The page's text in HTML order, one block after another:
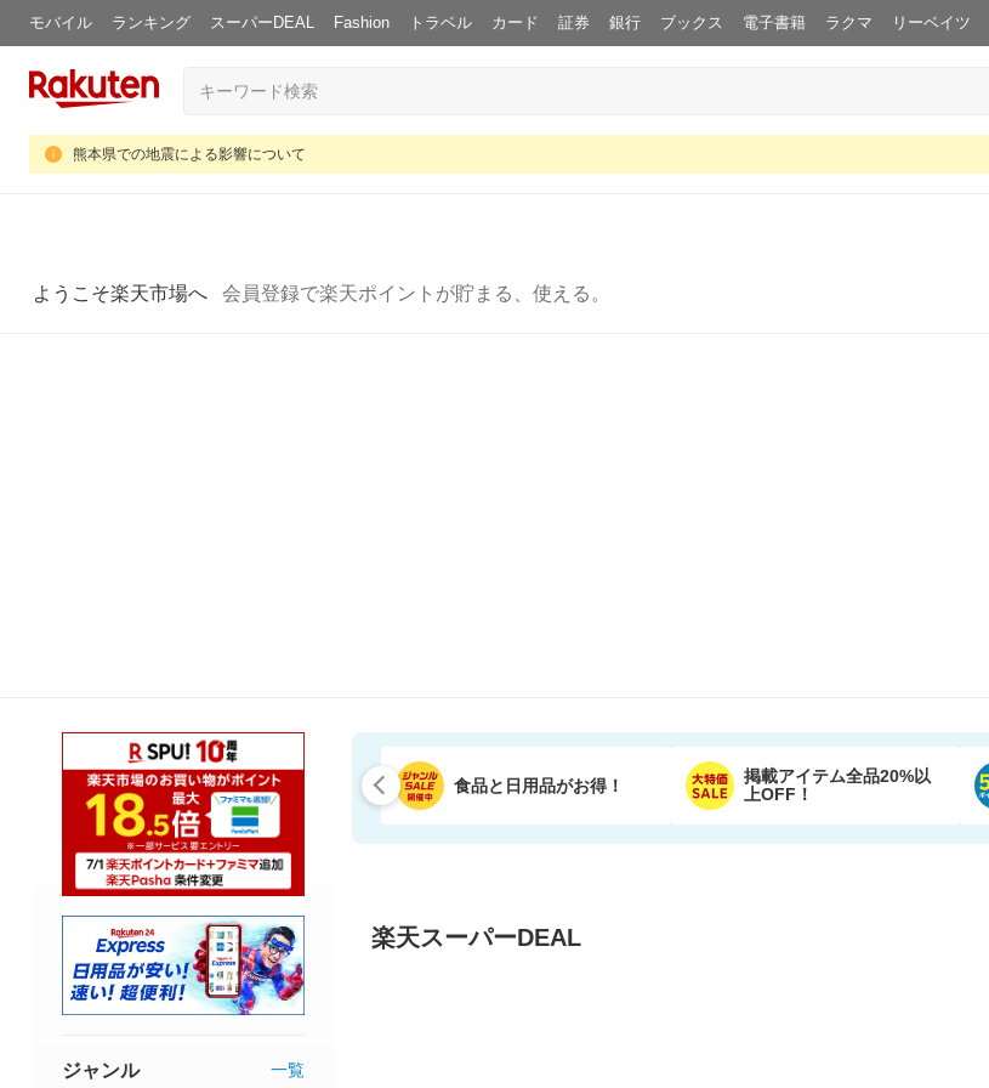
モバイル ランキング スーパーDEAL Fashion トラベル カード 証券 銀行 ブックス 電子書籍 ラクマ リーベイツ
熊本県での地震による影響について
ようこそ楽天市場へ 会員登録で楽天ポイントが貯まる、使える。
食品と日用品がお得！
掲載アイテム全品20%以
上OFF！
楽天スーパーDEAL
ジャンル 一覧